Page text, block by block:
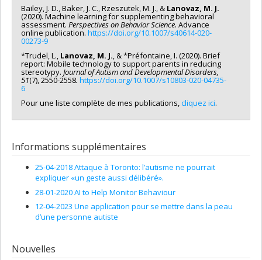
Bailey, J. D., Baker, J. C., Rzeszutek, M. J., & Lanovaz, M. J.
(2020). Machine learning for supplementing behavioral
assessment. Perspectives on Behavior Science. Advance
online publication. https://doi.org/10.1007/s40614-020-
00273-9
*Trudel, L., Lanovaz, M. J., & *Préfontaine, I. (2020). Brief
report: Mobile technology to support parents in reducing
stereotypy. Journal of Autism and Developmental Disorders,
51(7), 2550-2558. https://doi.org/10.1007/s10803-020-04735-
6
Pour une liste complète de mes publications,cliquez ici.
Informations supplémentaires
25-04-2018 Attaque à Toronto: l’autisme ne pourrait
expliquer «un geste aussi délibéré».
28-01-2020 AI to Help Monitor Behaviour
12-04-2023 Une application pour se mettre dans la peau
d’une personne autiste
Nouvelles